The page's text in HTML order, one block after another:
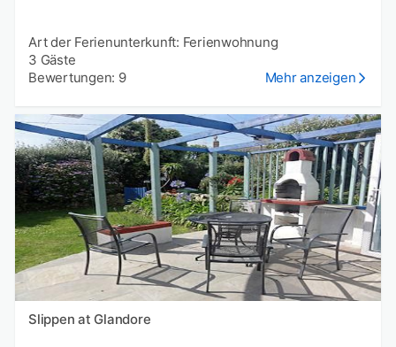
Art der Ferienunterkunft: Ferienwohnung
3 Gäste
Bewertungen: 9
Mehr anzeigen
Slippen at Glandore